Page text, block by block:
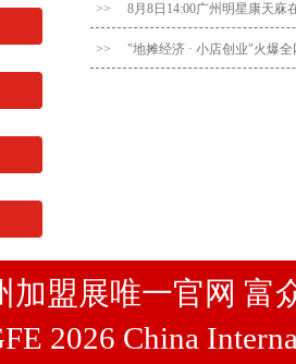
>> 8月8日14:00广州明星康天庥
>> "地摊经济 · 小店创业"火爆
加盟展唯一官网 富
2026 China